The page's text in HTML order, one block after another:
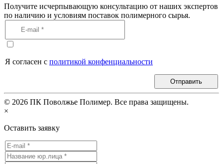
Получите исчерпывающую консультацию от наших экспертов
по наличию и условиям поставок полимерного сырья.
Я согласен с политикой конфенциальности
Отправить
© 2026 ПК Поволжье Полимер. Все права защищены.
×
Оставить заявку